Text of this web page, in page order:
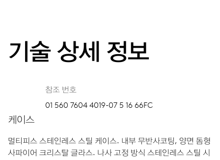
기술 상세 정보
참조 번호
01 560 7604 4019-07 5 16 66FC
케이스
멀티피스 스테인레스 스틸 케이스. 내부 무반사코팅, 양면 돔형
사파이어 크리스탈 글라스. 나사 고정 방식 스테인레스 스틸 시